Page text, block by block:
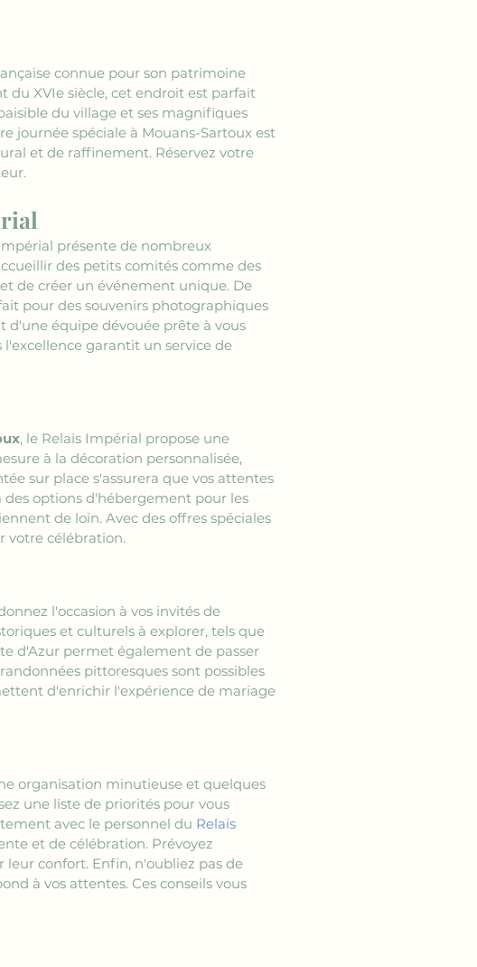
connue pour son patrimoine
du XVIe siècle, cet endroit est parfait
du village et ses magnifiques
journée spéciale à Mouans-Sartoux est
et de raffinement. Réservez votre
présente de nombreux
des petits comités comme des
de créer un événement unique. De
pour des souvenirs photographiques
d'une équipe dévouée prête à vous
garantit un service de
, le Relais Impérial propose une
à la décoration personnalisée,
sur place s'assurera que vos attentes
des options d'hébergement pour les
de loin. Avec des offres spéciales
votre célébration.
l'occasion à vos invités de
et culturels à explorer, tels que
d'Azur permet également de passer
pittoresques sont possibles
d'enrichir l'expérience de mariage
organisation minutieuse et quelques
une liste de priorités pour vous
avec le personnel du Relais
et de célébration. Prévoyez
confort. Enfin, n'oubliez pas de
à vos attentes. Ces conseils vous